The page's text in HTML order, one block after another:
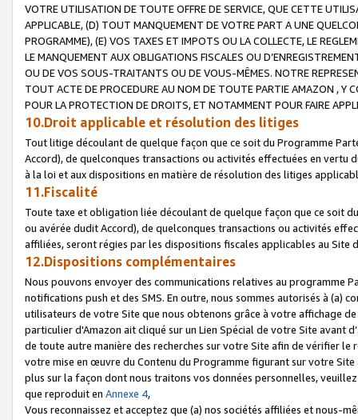
VOTRE UTILISATION DE TOUTE OFFRE DE SERVICE, QUE CETTE
APPLICABLE, (D) TOUT MANQUEMENT DE VOTRE PART A UNE
PROGRAMME), (E) VOS TAXES ET IMPOTS OU LA COLLECTE, LE
LE MANQUEMENT AUX OBLIGATIONS FISCALES OU
OU DE VOS SOUS-TRAITANTS OU DE VOUS-MÊMES. NOTRE
TOUT ACTE DE PROCEDURE AU NOM DE TOUTE PARTIE AMAZON , Y
POUR LA PROTECTION DE DROITS, ET NOTAMMENT POUR FAIRE
10.Droit applicable et résolution des litiges
Tout litige découlant de quelque façon que ce soit du Programme
Accord), de quelconques transactions ou activités effectuées en vertu
à la loi et aux dispositions en matière de résolution des litiges
11.Fiscalité
Toute taxe et obligation liée découlant de quelque façon que ce soit
ou avérée dudit Accord), de quelconques transactions ou activités
affiliées, seront régies par les dispositions fiscales applicables au Site
12.Dispositions complémentaires
Nous pouvons envoyer des communications relatives au programme
notifications push et des SMS. En outre, nous sommes autorisés à
utilisateurs de votre Site que nous obtenons grâce à votre affichage
particulier d'Amazon ait cliqué sur un Lien Spécial de votre Site avant
de toute autre manière des recherches sur votre Site afin de vérifier
votre mise en œuvre du Contenu du Programme figurant sur votre
plus sur la façon dont nous traitons vos données personnelles,
que reproduit en Annexe 4,
Vous reconnaissez et acceptez que (a) nos sociétés affiliées et nous-